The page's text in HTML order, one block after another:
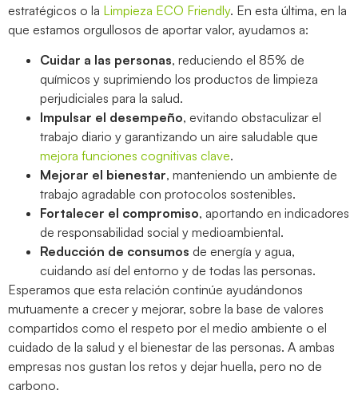
estratégicos o la Limpieza ECO Friendly. En esta última, en la
que estamos orgullosos de aportar valor, ayudamos a:
Cuidar a las personas, reduciendo el 85% de
químicos y suprimiendo los productos de limpieza
perjudiciales para la salud.
Impulsar el desempeño, evitando obstaculizar el
trabajo diario y garantizando un aire saludable que
mejora funciones cognitivas clave.
Mejorar el bienestar, manteniendo un ambiente de
trabajo agradable con protocolos sostenibles.
Fortalecer el compromiso, aportando en indicadores
de responsabilidad social y medioambiental.
Reducción de consumos de energía y agua,
cuidando así del entorno y de todas las personas.
Esperamos que esta relación continúe ayudándonos
mutuamente a crecer y mejorar, sobre la base de valores
compartidos como el respeto por el medio ambiente o el
cuidado de la salud y el bienestar de las personas. A ambas
empresas nos gustan los retos y dejar huella, pero no de
carbono.